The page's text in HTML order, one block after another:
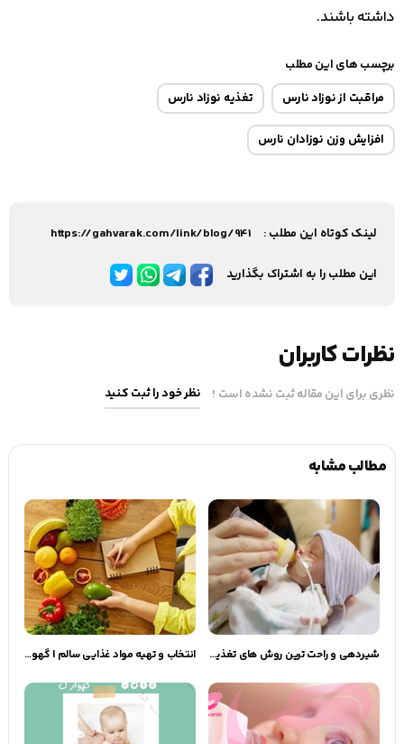
داشته باشند.
برچسب های این مطلب
مراقبت از نوزاد نارس
تغذیه نوزاد نارس
افزایش وزن نوزادان نارس
لینک کوتاه این مطلب : https://gahvarak.com/link/blog/941
این مطلب را به اشتراک بگذارید
نظرات کاربران
نظری برای این مقاله ثبت نشده است ! نظر خود را ثبت کنید
مطالب مشابه
شیردهی و راحت ترین روش های تغذیه ساده به نوزاد نارس انتخاب و تهیه مواد غذایی سالم | گهوارک